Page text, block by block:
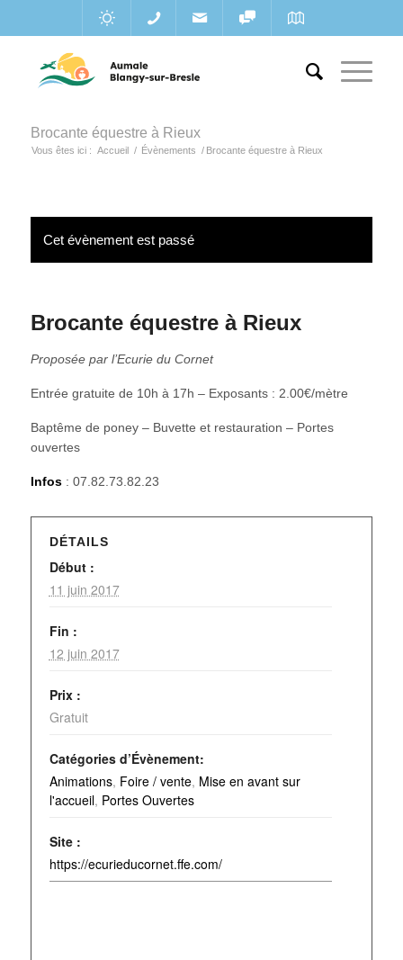
Brocante équestre à Rieux
Vous êtes ici : Accueil / Évènements / Brocante équestre à Rieux
Cet évènement est passé
Brocante équestre à Rieux
Proposée par l’Ecurie du Cornet
Entrée gratuite de 10h à 17h – Exposants : 2.00€/mètre
Baptême de poney – Buvette et restauration – Portes
ouvertes
Infos: 07.82.73.82.23
DÉTAILS
Début :
11 juin 2017
Fin :
12 juin 2017
Prix :
Gratuit
Catégories d’Évènement:
Animations, Foire / vente, Mise en avant sur
l'accueil, Portes Ouvertes
Site :
https://ecurieducornet.ffe.com/